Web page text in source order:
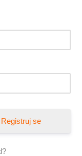
Registruj se